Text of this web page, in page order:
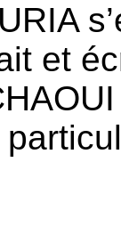
et